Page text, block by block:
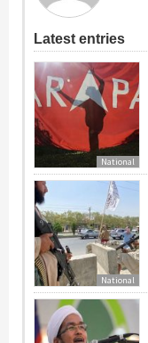
Latest entries
National
National